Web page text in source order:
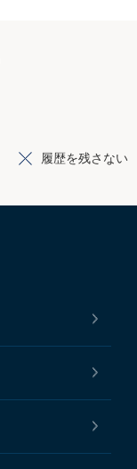
履歴を残さない